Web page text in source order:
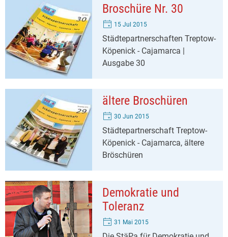
Broschüre Nr. 30
15 Jul 2015
Städtepartnerschaften Treptow-
Köpenick - Cajamarca |
Ausgabe 30
ältere Broschüren
30 Jun 2015
Städtepartnerschaft Treptow-
Köpenick - Cajamarca, ältere
Bröschüren
Demokratie und
Toleranz
31 Mai 2015